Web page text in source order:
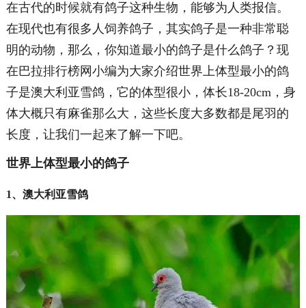
在古代的时候就有鸽子这种生物，能够为人类报信。
在现代也有很多人饲养鸽子，其实鸽子是一种非常聪
明的动物，那么，你知道最小的鸽子是什么鸽子？现
在巴拉排行榜网小编为大家介绍世界上体型最小的鸽
子是澳大利亚雪鸽，它的体型很小，体长18-20cm，身
体大概只有麻雀那么大，这些长度大多数都是尾羽的
长度，让我们一起来了解一下吧。
世界上体型最小的鸽子
1、澳大利亚雪鸽